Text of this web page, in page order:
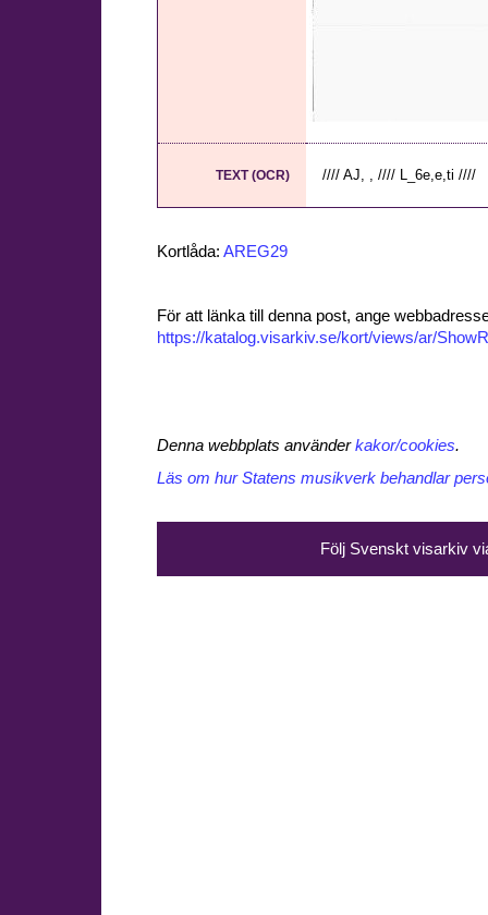
TEXT (OCR) //// AJ, , //// L_6e,e,ti ////
Kortlåda: AREG29
För att länka till denna post, ange
https://katalog.visarkiv.se/kort/views/ar/
Denna webbplats använderkakor/cookies.
Läs om hur Statens musikverk behandlar
Följ Svenskt visarkiv